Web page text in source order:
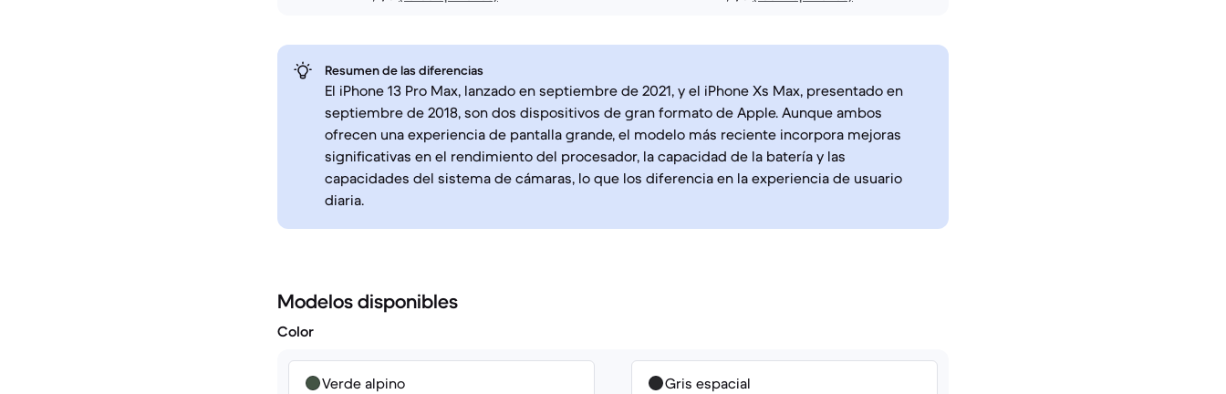
Resumen de las diferencias
El iPhone 13 Pro Max, lanzado en septiembre de 2021, y el iPhone Xs Max, presentado en
septiembre de 2018, son dos dispositivos de gran formato de Apple. Aunque ambos
ofrecen una experiencia de pantalla grande, el modelo más reciente incorpora mejoras
significativas en el rendimiento del procesador, la capacidad de la batería y las
capacidades del sistema de cámaras, lo que los diferencia en la experiencia de usuario
diaria.
Modelos disponibles
Color
Verde alpino Gris espacial